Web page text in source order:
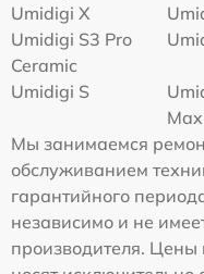
Umidigi X
Umidigi S3 Pro
Ceramic
Umidigi S
Max
Мы занимаемся
обслуживанием
гарантийного
независимо и не
производителя. Цены